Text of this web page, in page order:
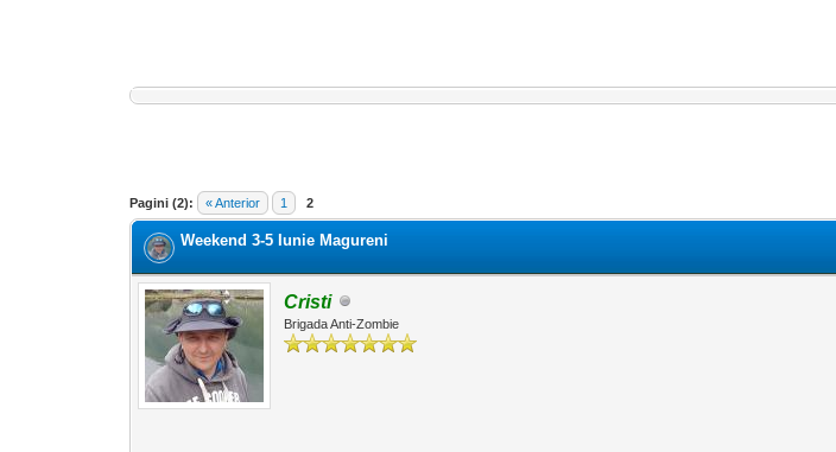
Pagini (2): « Anterior 1 2
0 Vot(uri) - 0 medie
1
2
3
4
5
Weekend 3-5 Iunie Magureni
Cristi
Brigada Anti-Zombie